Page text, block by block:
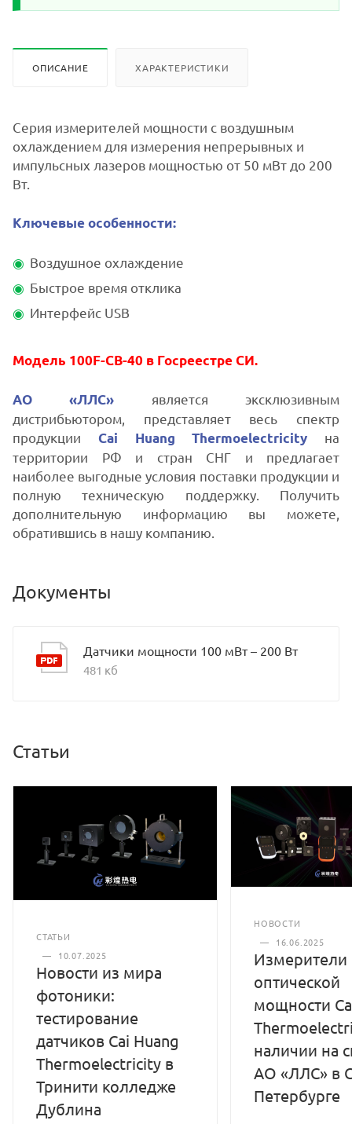
ОПИСАНИЕ ХАРАКТЕРИСТИКИ
Серия измерителей мощности с воздушным
охлаждением для измерения непрерывных и
импульсных лазеров мощностью от 50 мВт до 200
Вт.
Ключевые особенности:
Воздушное охлаждение
Быстрое время отклика
Интерфейс USB
Модель 100F-CB-40 в Госреестре СИ.
АО «ЛЛС» является эксклюзивным
дистрибьютором, представляет весь спектр
продукции Cai Huang Thermoelectricity на
территории РФ и стран СНГ и предлагает
наиболее выгодные условия поставки продукции и
полную техническую поддержку. Получить
дополнительную информацию вы можете,
обратившись в нашу компанию.
Документы
Датчики мощности 100 мВт – 200 Вт
481 кб
Статьи
СТАТЬИ
—
10.07.2025
Новости из мира
фотоники:
тестирование
датчиков Cai Huang
Thermoelectricity в
Тринити колледже
Дублина
НОВОСТИ
—
16.06.2025
Измерители
оптической
мощности
наличии на
АО «ЛЛС» в
Петербурге